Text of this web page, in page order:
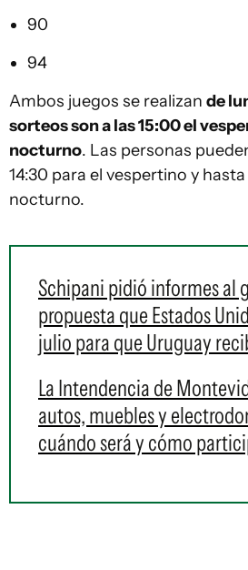
90
94
Ambos juegos se realizan de
sorteos son a las 15:00 el
nocturno. Las personas
14:30 para el vespertino y
nocturno.
Schipani pidió informes al
propuesta que Estados
julio para que Uruguay
La Intendencia de
autos, muebles y
cuándo será y cómo